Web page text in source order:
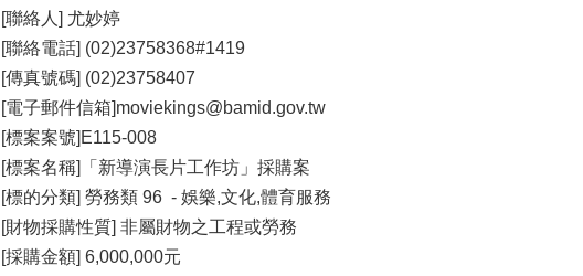
[聯絡人] 尤妙婷
[聯絡電話] (02)23758368#1419
[傳真號碼] (02)23758407
[電子郵件信箱]moviekings@bamid.gov.tw
[標案案號]E115-008
[標案名稱]「新導演長片工作坊」採購案
[標的分類] 勞務類 96 - 娛樂,文化,體育服務
[財物採購性質] 非屬財物之工程或勞務
[採購金額] 6,000,000元